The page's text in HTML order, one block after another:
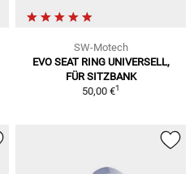
SW-Motech
EVO SEAT RING UNIVERSELL,
FÜR SITZBANK
50,00 €1